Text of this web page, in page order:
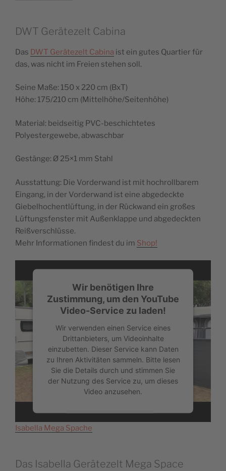
DWT Gerätezelt Cabina
Das DWT Gerätezelt Cabina ist ein gutes Quartier für
das, was nicht im Freien stehen soll.
Seine Maße: 150 x 220 cm (BxT)
Höhe: 175/210 cm (Mittelhöhe/Seitenhöhe)
Material: beidseitig PVC-beschichtetes
Polyestergewebe, abwaschbar
Gestänge: Ø 25×1 mm Stahl
Ausstattung: Die Vorderwand ist mit hochrollbarem
Eingang, in der Vorderwand ist eine abgedeckte
Giebelhochentlüftung, in der Rückwand ein großes
Lüftungsfenster mit Außenklappe und abgedeckten
Reißverschlüsse.
Mehr Informationen findest du im Shop!
Wir benötigen Ihre
Zustimmung, um den YouTube
Video-Service zu laden!
Wir verwenden einen Service eines
Drittanbieters, um Videoinhalte
einzubetten. Dieser Service kann Daten
zu Ihren Aktivitäten sammeln. Bitte lesen
Sie die Details durch und stimmen Sie
der Nutzung des Service zu, um dieses
Video anzusehen.
Mehr Informationen
powered byUsercentrics Consent
Isabella Mega Spache
Das Isabella Gerätezelt Mega Space